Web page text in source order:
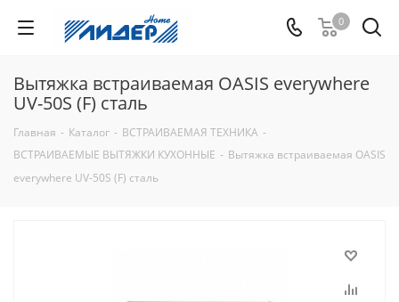
0
Вытяжка встраиваемая OASIS everywhere
UV-50S (F) сталь
Главная - Каталог - ВСТРАИВАЕМАЯ ТЕХНИКА -
ВСТРАИВАЕМЫЕ ВЫТЯЖКИ КУХОННЫЕ - Вытяжка встраиваемая OASIS
everywhere UV-50S (F) сталь